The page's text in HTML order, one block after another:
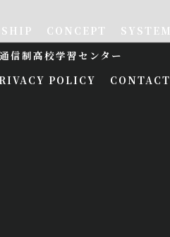
CONCEPT
SYSTEM
通信制高校学習センター
POLICY
CONTACT